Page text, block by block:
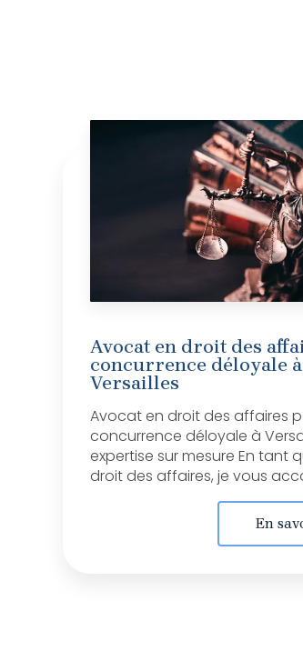
Avocat en droit des
concurrence déloyale à
Versailles
Avocat en droit des affaires
concurrence déloyale à
expertise sur mesure En tant
droit des affaires, je vous
En